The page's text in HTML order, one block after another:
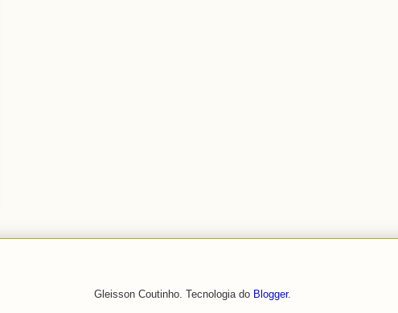
Gleisson Coutinho. Tecnologia do Blogger.